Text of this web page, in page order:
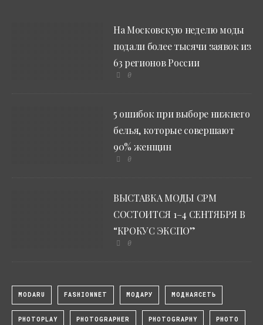
На Московскую неделю моды
подали более тысячи заявок из
63 регионов России
0
5 ошибок при выборе нижнего
белья, которые совершают
90% женщин
0
ВЫСТАВКА МОДЫ CPM
СОСТОИТСЯ 1–4 СЕНТЯБРЯ В
“КРОКУС ЭКСПО”
0
MODARU FASHIONNET МОДАРУ МОДНАЯСЕТЬ
PHOTOPLAY PHOTOGRAPHER PHOTOGRAPHY PHOTO